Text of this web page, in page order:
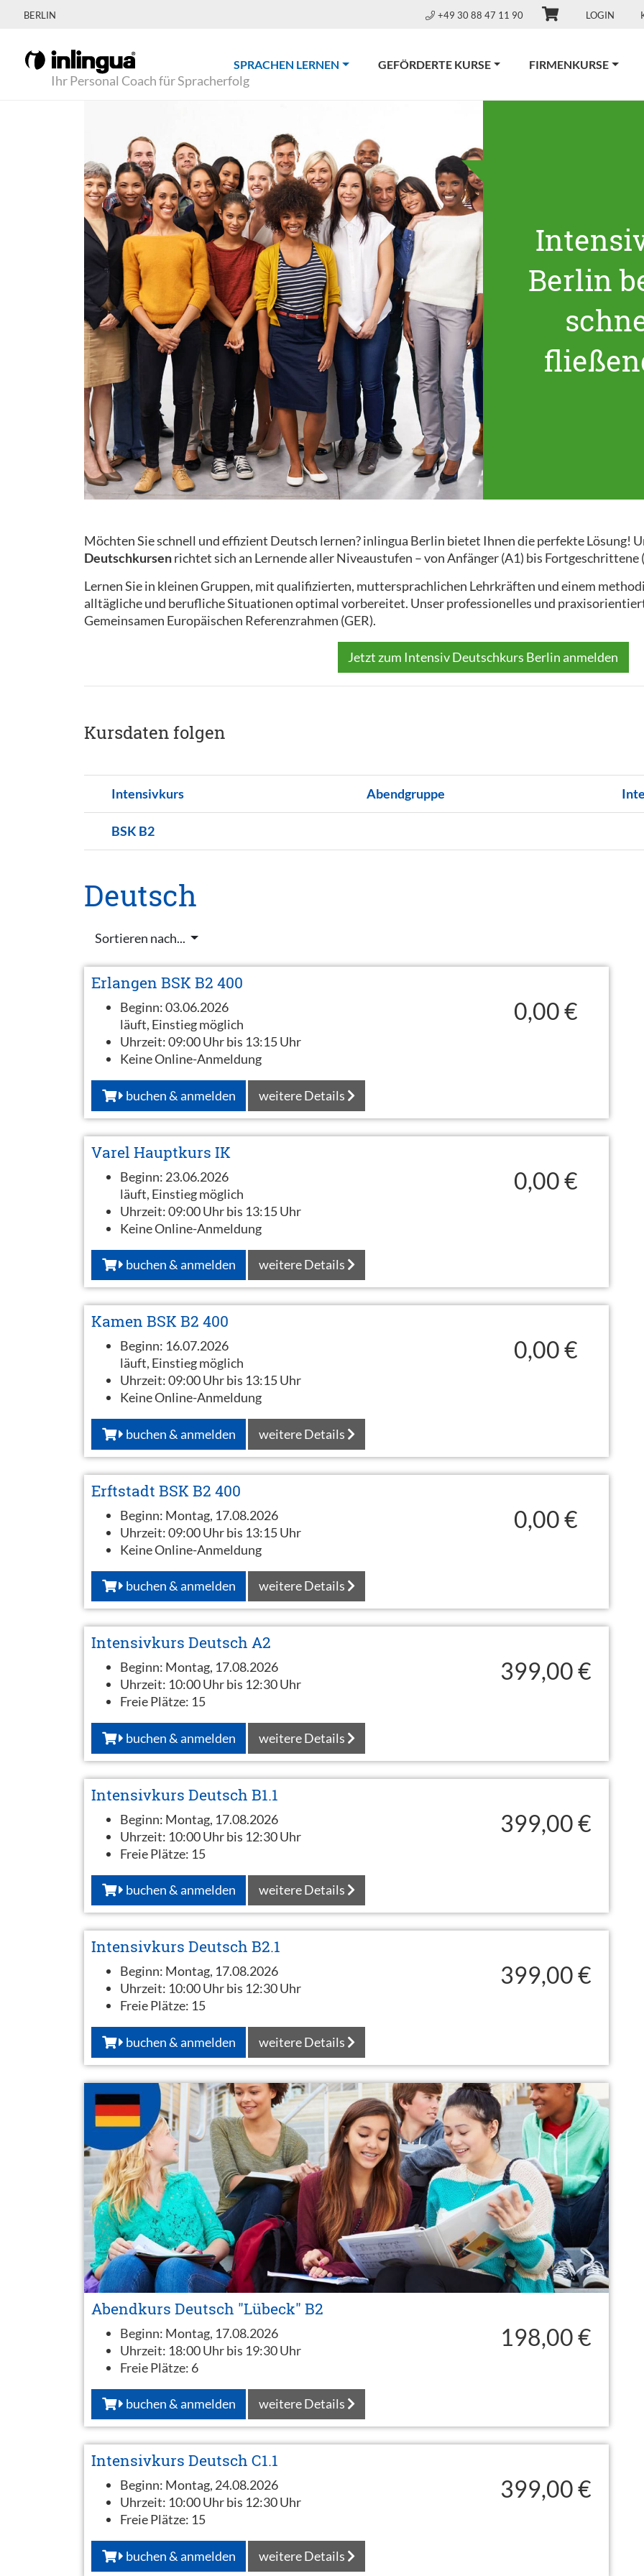
BERLIN +49 30 88 47 11 90 LOGIN
Ihr Personal Coach für Spracherfolg
SPRACHEN LERNEN(CURRENT)GEFÖRDERTE KURSE FIRMENKURSE
Berlin
Möchten Sie schnell und effizient Deutsch lernen? inlingua Berlin bietet Ihnen die perfekte Lösung!
Deutschkursenrichtet sich an Lernende aller Niveaustufen – von Anfänger (A1) bis Fortgeschrittene
Lernen Sie in kleinen Gruppen, mit qualifizierten, muttersprachlichen Lehrkräften und einem
alltägliche und berufliche Situationen optimal vorbereitet. Unser professionelles und
Gemeinsamen Europäischen Referenzrahmen (GER).
Jetzt zum Intensiv Deutschkurs Berlin anmelden
Kursdaten folgen
Intensivkurs Abendgruppe
BSK B2
Deutsch
Sortieren nach...
Erlangen BSK B2 400
Beginn:03.06.2026
läuft, Einstieg möglich
Uhrzeit:09:00 Uhr bis 13:15 Uhr
Keine Online-Anmeldung
0,00 €
buchen & anmelden weitere Details
Varel Hauptkurs IK
Beginn: 23.06.2026
läuft, Einstieg möglich
Uhrzeit:09:00 Uhr bis 13:15 Uhr
Keine Online-Anmeldung
0,00 €
buchen & anmelden weitere Details
Kamen BSK B2 400
Beginn: 16.07.2026
läuft, Einstieg möglich
Uhrzeit:09:00 Uhr bis 13:15 Uhr
Keine Online-Anmeldung
0,00 €
buchen & anmelden weitere Details
Erftstadt BSK B2 400
Beginn: Montag, 17.08.2026
Uhrzeit:09:00 Uhr bis 13:15 Uhr
Keine Online-Anmeldung
0,00 €
buchen & anmelden weitere Details
Intensivkurs Deutsch A2
Beginn: Montag, 17.08.2026
Uhrzeit: 10:00 Uhr bis 12:30 Uhr
Freie Plätze: 15
399,00 €
buchen & anmelden weitere Details
Intensivkurs Deutsch B1.1
Beginn: Montag, 17.08.2026
Uhrzeit: 10:00 Uhr bis 12:30 Uhr
Freie Plätze: 15
399,00 €
buchen & anmelden weitere Details
Intensivkurs Deutsch B2.1
Beginn: Montag, 17.08.2026
Uhrzeit: 10:00 Uhr bis 12:30 Uhr
Freie Plätze: 15
399,00 €
buchen & anmelden weitere Details
Abendkurs Deutsch "Lübeck" B2
Beginn: Montag, 17.08.2026
Uhrzeit: 18:00 Uhr bis 19:30 Uhr
Freie Plätze: 6
198,00 €
buchen & anmelden weitere Details
Intensivkurs Deutsch C1.1
Beginn: Montag, 24.08.2026
Uhrzeit: 10:00 Uhr bis 12:30 Uhr
Freie Plätze: 15
399,00 €
buchen & anmelden weitere Details